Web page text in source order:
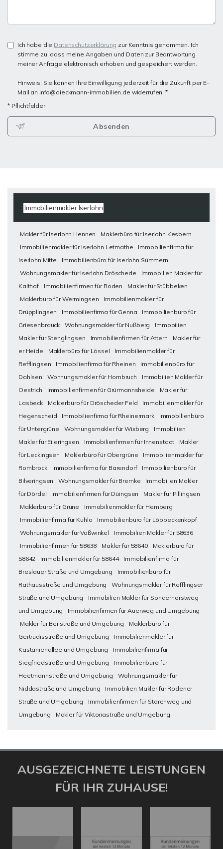
Ich habe die Datenschutzerklärung zur Kenntnis genommen. Ich
stimme zu, dass meine Angaben und Daten zur Beantwortung
meiner Anfrage elektronisch erhoben und gespeichert werden.
Hinweis: Sie können Ihre Einwilligung jederzeit für die Zukunft per E-
Mail an info@dieckmann-immobilien.de widerrufen. *
* Pflichtfelder
Absenden
Immobilienmakler Iserlohn
Makler für Iserlohn Hennen
Maklerbüro für Iserlohn Kesbern
Immobilienmakler für Iserlohn Letmathe
Immobilienfirma für
Iserlohn Mitte
Immobilienbüro für Iserlohn Sümmern
Wohnungsmakler für Iserlohn Dröschede
Immobilien Makler für
Kalthof
Immobilienfirmen für Roden
Makler für Stübbeken
Maklerbüro für Wermingsen
Immobilienmakler für
Drüpplingsen
Immobilienfirma für Genna
Immobilienbüro für
Griesenbrauck
Wohnungsmakler für Nußberg
Immobilien
Makler für Stenglingsen
Immobilienfirmen für Attern
Makler für
er Heide
Maklerbüro für Lössel
Immobilienmakler für
Refflingsen
Immobilienfirma für Rheinen
Immobilienbüro für
Dahlsen
Wohnungsmakler für Hombruch
Immobilien Makler für
Oestrich
Immobilienfirmen für Grürmannsheide
Makler für
Lasbeck
Maklerbüro für Dröscheder Feld
Immobilienmakler für
Hegenscheid
Immobilienfirma für Rheinermark
Immobilienbüro
für Untergrüne
Wohnungsmakler für Wixberg
Immobilien
Makler für Eileringsen
Immobilienfirmen für Innenstadt
Makler
für Leckingsen
Maklerbüro für Obergrüne
Immobilienmakler für
Rombrock
Immobilienfirma für Barendorf
Immobilienbüro für
Bilveringsen
Wohnungsmakler für Bremke
Immobilien Makler
für Dördel
Immobilienfirmen für Düingsen
Makler für Pillingsen
Maklerbüro für Grüne
Immobilienmakler für Hemberg
Immobilienfirma für Kuhlo
Immobilienbüro für Löbbeckenkopf
Wohnungsmakler für Voßwinkel
Immobilien Makler für 58636
Immobilienfirmen für 58638
Makler für 58640
Maklerbüro für
58642
Immobilienmakler für 58644
Immobilienfirma für
Breslauer Straße und Umgebung
Immobilienbüro für
Rathausstraße und Umgebung
Wohnungsmakler für Refflingser
Straße und Umgebung
Immobilien Makler für Sonderhorstweg
und Umgebung
Immobilienfirmen für Auerweg und Umgebung
Makler für Beilstraße und Umgebung
Maklerbüro für
Gertrudisstraße und Umgebung
Immobilienmakler für
Kastanienallee und Umgebung
Immobilienfirma für
Siegfriedstraße und Umgebung
Immobilienbüro für
Heetmannstraße und Umgebung
Wohnungsmakler für
Niddastraße und Umgebung
Immobilien Makler für Rodener
Straße und Umgebung
Immobilienfirmen für Starenweg und
Umgebung
Makler für Viktoriastraße und Umgebung
AUSGEZEICHNETE LEISTUNGEN
FÜR IHR ZUHAUSE!